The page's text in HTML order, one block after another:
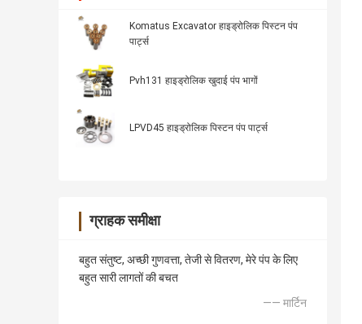
Komatus Excavator हाइड्रोलिक पिस्टन पंप
पार्ट्स
Pvh131 हाइड्रोलिक खुदाई पंप भागों
LPVD45 हाइड्रोलिक पिस्टन पंप पार्ट्स
ग्राहक समीक्षा
बहुत संतुष्ट, अच्छी गुणवत्ता, तेजी से वितरण, मेरे पंप के लिए
बहुत सारी लागतों की बचत
—— मार्टिन